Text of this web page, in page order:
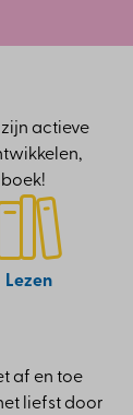
actieve
Lezen
af en toe
liefst door